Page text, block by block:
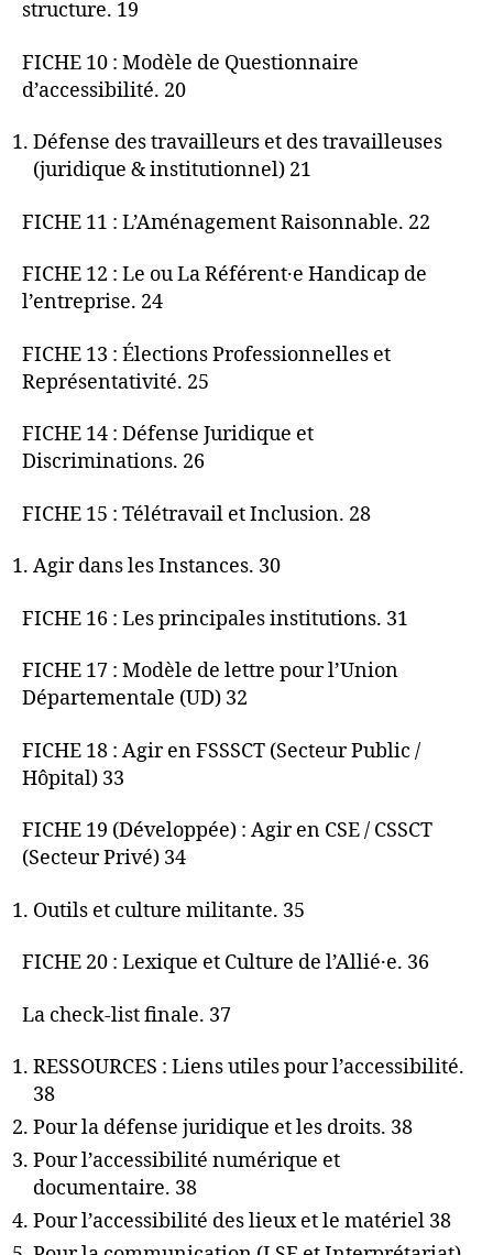
structure. 19
FICHE 10 : Modèle de Questionnaire
d’accessibilité. 20
Défense des travailleurs et des travailleuses
(juridique & institutionnel) 21
FICHE 11 : L’Aménagement Raisonnable. 22
FICHE 12 : Le ou La Référent·e Handicap de
l’entreprise. 24
FICHE 13 : Élections Professionnelles et
Représentativité. 25
FICHE 14 : Défense Juridique et
Discriminations. 26
FICHE 15 : Télétravail et Inclusion. 28
Agir dans les Instances. 30
FICHE 16 : Les principales institutions. 31
FICHE 17 : Modèle de lettre pour l’Union
Départementale (UD) 32
FICHE 18 : Agir en FSSSCT (Secteur Public /
Hôpital) 33
FICHE 19 (Développée) : Agir en CSE / CSSCT
(Secteur Privé) 34
Outils et culture militante. 35
FICHE 20 : Lexique et Culture de l’Allié·e. 36
La check-list finale. 37
RESSOURCES : Liens utiles pour l’accessibilité.
38
Pour la défense juridique et les droits. 38
Pour l’accessibilité numérique et
documentaire. 38
Pour l’accessibilité des lieux et le matériel 38